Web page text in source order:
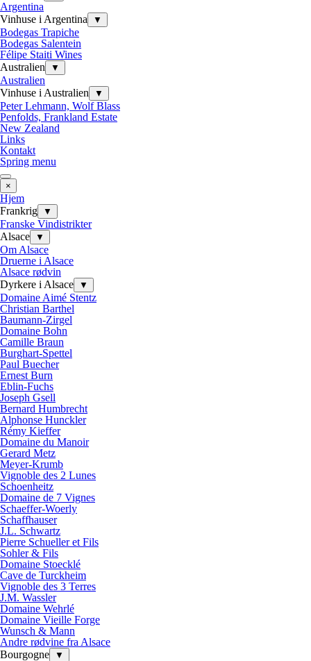
Argentina
Vinhuse i Argentina
▼
Bodegas Trapiche
Bodegas Salentein
Félipe Staiti Wines
Australien
▼
Australien
Vinhuse i Australien
▼
Peter Lehmann, Wolf Blass
Penfolds, Frankland Estate
New Zealand
Links
Kontakt
Spring menu
×
Hjem
Frankrig
▼
Franske Vindistrikter
Alsace
▼
Om Alsace
Druerne i Alsace
Alsace rødvin
Dyrkere i Alsace
▼
Domaine Aimé Stentz
Christian Barthel
Baumann-Zirgel
Domaine Bohn
Camille Braun
Burghart-Spettel
Paul Buecher
Ernest Burn
Eblin-Fuchs
Joseph Gsell
Bernard Humbrecht
Alphonse Hunckler
Rémy Kieffer
Domaine du Manoir
Gerard Metz
Meyer-Krumb
Vignoble des 2 Lunes
Schoenheitz
Domaine de 7 Vignes
Schaeffer-Woerly
Schaffhauser
J.L. Schwartz
Pierre Schueller et Fils
Sohler & Fils
Domaine Stoecklé
Cave de Turckheim
Vignoble des 3 Terres
J.M. Wassler
Domaine Wehrlé
Domaine Vieille Forge
Wunsch & Mann
Andre rødvine fra Alsace
Bourgogne
▼